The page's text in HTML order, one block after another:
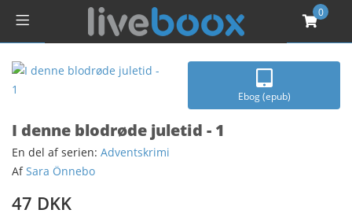
0
Ebog (epub)
I denne blodrøde juletid - 1
En del af serien: Adventskrimi
AfSara Önnebo
47 DKK